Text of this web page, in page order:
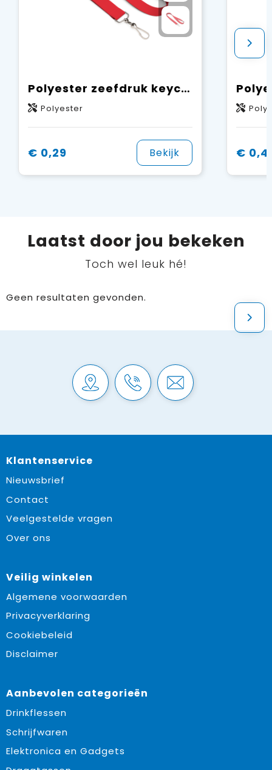
Polyester zeefdruk keycord
Polyester
€ 0,29 Bekijk €
Laatst door jou bekeken
Toch wel leuk hé!
Geen resultaten gevonden.
Klantenservice
Nieuwsbrief
Contact
Veelgestelde vragen
Over ons
Veilig winkelen
Algemene voorwaarden
Privacyverklaring
Cookiebeleid
Disclaimer
Aanbevolen categorieën
Drinkflessen
Schrijfwaren
Elektronica en Gadgets